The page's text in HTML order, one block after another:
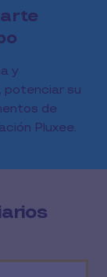
y
potenciar su
de
Pluxee.